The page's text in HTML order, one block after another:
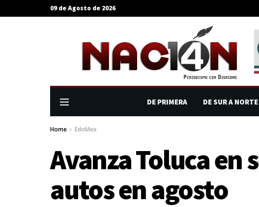
09 de Agosto de 2026
DE PRIMERA DE SUR A NORTE
Home EdoMex
Avanza Toluca en
autos en agosto